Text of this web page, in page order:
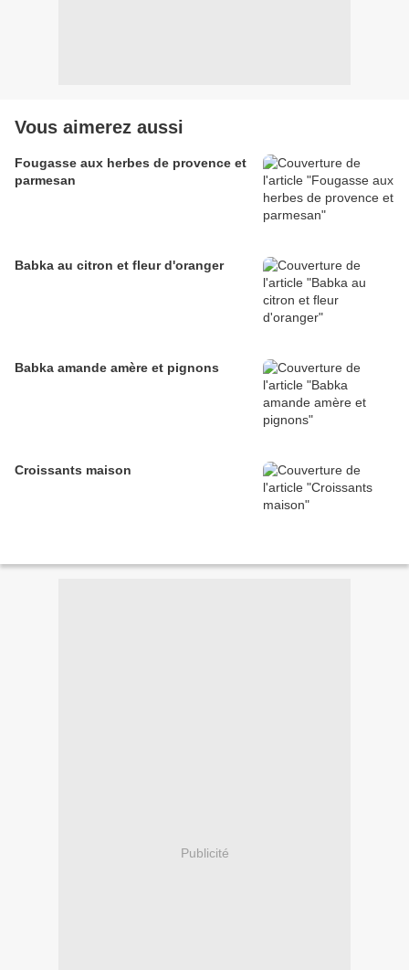
Vous aimerez aussi
Fougasse aux herbes de provence et
parmesan
Babka au citron et fleur d'oranger
Babka amande amère et pignons
Croissants maison
Publicité